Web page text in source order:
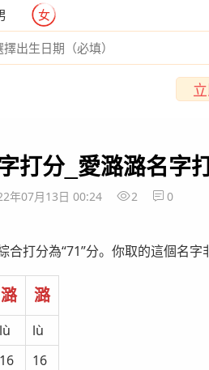
女
打分_愛潞潞名字
年07月13日 00:24 2 0
合打分為“71”分。你取的這個名
潞 潞
lù
lù
16
16